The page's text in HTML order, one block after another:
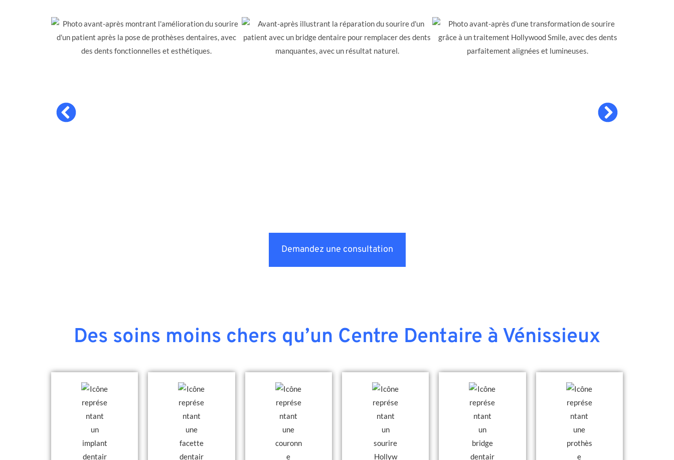
Demandez une consultation
Des soins moins chers qu’un Centre Dentaire à Vénissieux